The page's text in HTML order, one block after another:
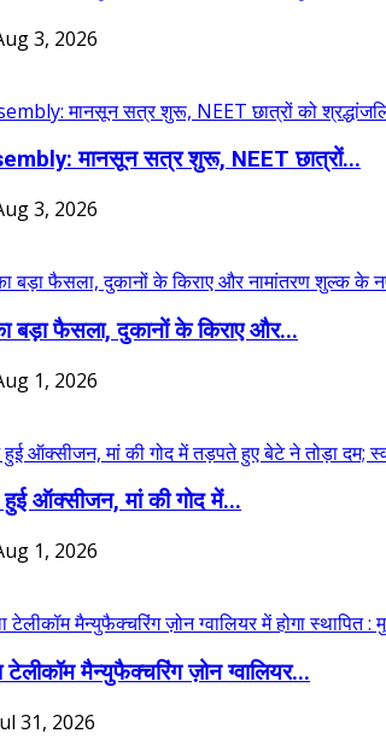
3, 2026
मानसून सत्र शुरू, NEET छात्रों...
3, 2026
बड़ा फैसला, दुकानों के किराए और...
1, 2026
ऑक्सीजन, मां की गोद में...
1, 2026
टेलीकॉम मैन्युफैक्चरिंग ज़ोन ग्वालियर...
31, 2026